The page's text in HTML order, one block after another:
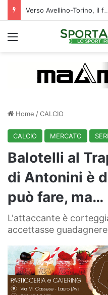
Verso Avellino-Torino, il
Menu
Home /CALCIO
CALCIO MERCATO
Balotelli al
di Antonini è
può fare, ma…
L'attaccante è
accettasse